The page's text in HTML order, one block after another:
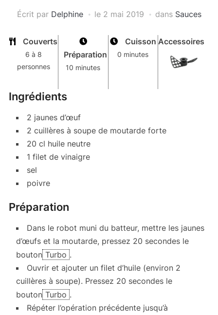
Écrit par Delphine le 2 mai 2019 dans Sauces
Couverts
6 à 8
personnes
Préparation
10 minutes
Cuisson
0 minutes
Accessoires
Ingrédients
2 jaunes d’œuf
2 cuillères à soupe de moutarde forte
20 cl huile neutre
1 filet de vinaigre
sel
poivre
Préparation
Dans le robot muni du batteur, mettre les jaunes
d’œufs et la moutarde, pressez 20 secondes le
bouton Turbo .
Ouvrir et ajouter un filet d’huile (environ 2
cuillères à soupe). Pressez 20 secondes le
bouton Turbo .
Répéter l’opération précédente jusqu’à